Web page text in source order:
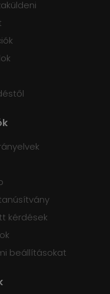
kérdések
beállításokat